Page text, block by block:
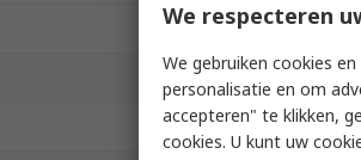
Merk
Product Type
Connector Type
We respecteren
We gebruiken cookies
personalisatie en om
accepteren" te klikken,
cookies. U kunt uw